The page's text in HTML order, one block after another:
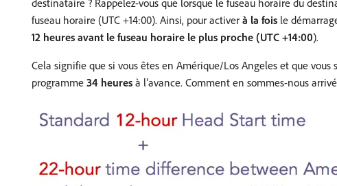
destinataire ? Rappelez-vous que lorsque le fuseau horaire du
fuseau horaire (UTC +14:00). Ainsi, pour activer à la fois le
12 heures avant le fuseau horaire le plus proche (UTC +14:00).
Cela signifie que si vous êtes en Amérique/Los Angeles et que
programme 34 heures à l’avance. Comment en sommes-nous